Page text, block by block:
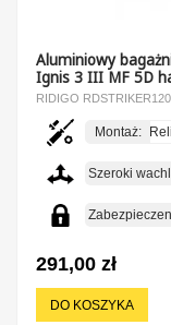
Aluminiowy
Ignis 3 III MF 5D
RIDIGO
Montaż:
Szeroki
291,00 zł
DO KOSZYKA